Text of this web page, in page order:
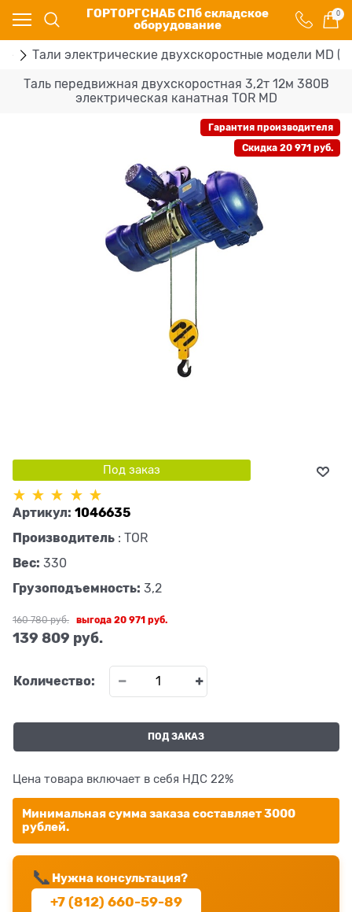
ГОРТОРГСНАБ СПб складское
оборудование
0
Тали электрические двухскоростные модели MD
Таль передвижная двухскоростная 3,2т 12м 380В
электрическая канатная TOR MD
Гарантия производителя
Скидка 20 971 руб.
Под заказ
Артикул: 1046635
Производитель : TOR
Вес: 330
Грузоподъемность: 3,2
160 780 руб.
139 809 руб.
выгода20 971 руб.
Количество:
ПОД ЗАКАЗ
Цена товара включает в себя НДС 22%
Минимальная сумма заказа составляет 3000
рублей.
📞 Нужна консультация?
+7 (812) 660-59-89